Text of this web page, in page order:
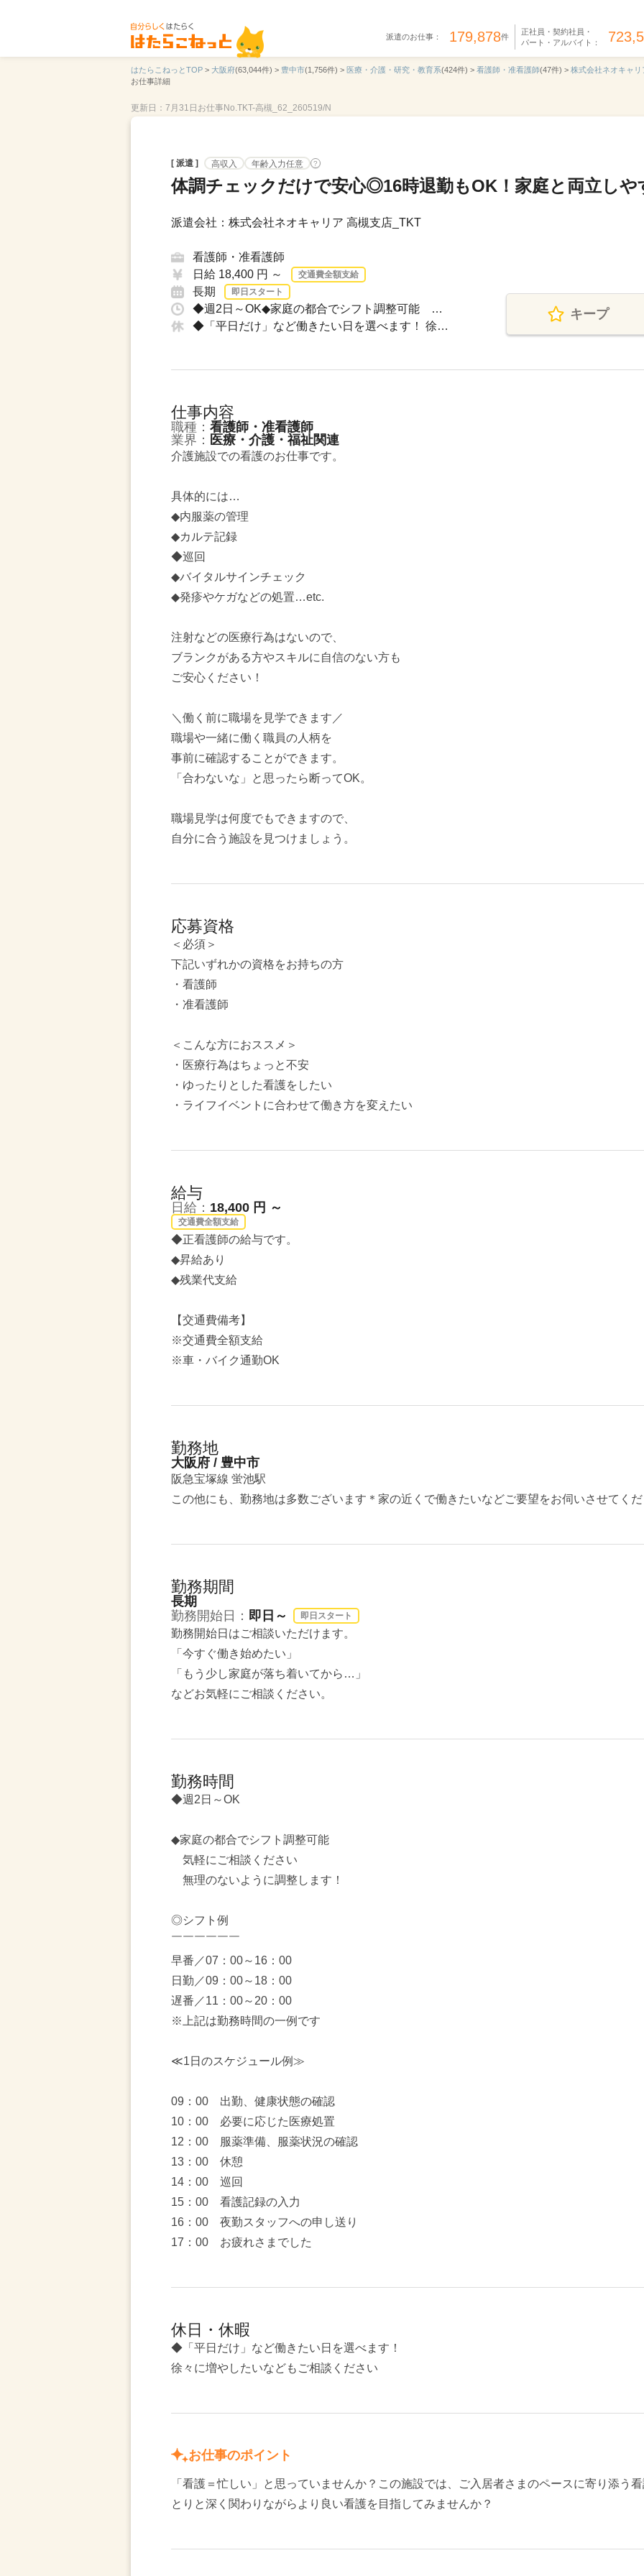
派遣のお仕事： 179,878件
正社員・契約社員・
パート・アルバイト：
はたらこねっとTOP > 大阪府(63,044件) > 豊中市(1,756件) > 医療・介護・研究・教育系(424件) > 看護師・准看護師(47件) > 株式会社ネオキャリ
お仕事詳細
更新日：7月31日 お仕事No.TKT-高槻_62_260519/N
[ 派遣 ] 高収入 年齢入力任意 ?
体調チェックだけで安心◎16時退勤もOK！家庭と両立しや
派遣会社：株式会社ネオキャリア 高槻支店_TKT
看護師・准看護師
日給 18,400 円 ～
交通費全額支給
長期 即日スタート
◆週2日～OK◆家庭の都合でシフト調整可能 …
◆「平日だけ」など働きたい日を選べます！ 徐…
キープ
仕事内容
職種： 看護師・准看護師
業界： 医療・介護・福祉関連
介護施設での看護のお仕事です。
具体的には…
◆内服薬の管理
◆カルテ記録
◆巡回
◆バイタルサインチェック
◆発疹やケガなどの処置…etc.
注射などの医療行為はないので、
ブランクがある方やスキルに自信のない方も
ご安心ください！
＼働く前に職場を見学できます／
職場や一緒に働く職員の人柄を
事前に確認することができます。
「合わないな」と思ったら断ってOK。
職場見学は何度でもできますので、
自分に合う施設を見つけましょう。
応募資格
＜必須＞
下記いずれかの資格をお持ちの方
・看護師
・准看護師
＜こんな方におススメ＞
・医療行為はちょっと不安
・ゆったりとした看護をしたい
・ライフイベントに合わせて働き方を変えたい
給与
日給： 18,400 円 ～
交通費全額支給
◆正看護師の給与です。
◆昇給あり
◆残業代支給
【交通費備考】
※交通費全額支給
※車・バイク通勤OK
勤務地
大阪府 / 豊中市
阪急宝塚線 蛍池駅
この他にも、勤務地は多数ございます＊家の近くで働きたいなどご要望をお伺いさせてく
勤務期間
長期
勤務開始日： 即日～ 即日スタート
勤務開始日はご相談いただけます。
「今すぐ働き始めたい」
「もう少し家庭が落ち着いてから…」
などお気軽にご相談ください。
勤務時間
◆週2日～OK
◆家庭の都合でシフト調整可能
気軽にご相談ください
無理のないように調整します！
◎シフト例
￣￣￣￣￣￣
早番／07：00～16：00
日勤／09：00～18：00
遅番／11：00～20：00
※上記は勤務時間の一例です
≪1日のスケジュール例≫
09：00 出勤、健康状態の確認
10：00 必要に応じた医療処置
12：00 服薬準備、服薬状況の確認
13：00 休憩
14：00 巡回
15：00 看護記録の入力
16：00 夜勤スタッフへの申し送り
17：00 お疲れさまでした
休日・休暇
◆「平日だけ」など働きたい日を選べます！
徐々に増やしたいなどもご相談ください
お仕事のポイント
「看護＝忙しい」と思っていませんか？この施設では、ご入居者さまのペースに寄り添う
とりと深く関わりながらより良い看護を目指してみませんか？